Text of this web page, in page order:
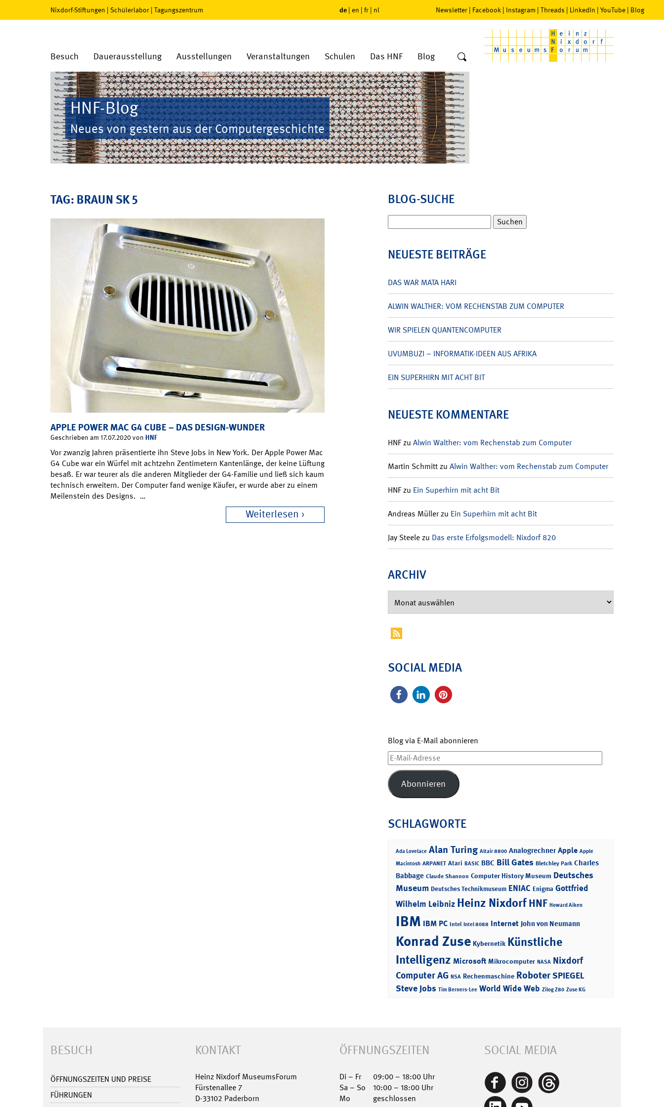
Nixdorf-Stiftungen | Schülerlabor | Tagungszentrum de | en | fr | nl Newsletter | Facebook | Instagram | Threads | LinkedIn | YouTube | Blog
Besuch Dauerausstellung Ausstellungen Veranstaltungen Schulen Das HNF Blog
HNF-Blog
Neues von gestern aus der Computergeschichte
TAG: BRAUN SK 5
APPLE POWER MAC G4 CUBE – DAS DESIGN-WUNDER
Geschrieben am 17.07.2020 von HNF
Vor zwanzig Jahren präsentierte ihn Steve Jobs in New York. Der Apple Power Mac
G4 Cube war ein Würfel mit achtzehn Zentimetern Kantenlänge, der keine Lüftung
besaß. Er war teurer als die anderen Mitglieder der G4-Familie und ließ sich kaum
technisch erweitern. Der Computer fand wenige Käufer, er wurde aber zu einem
Meilenstein des Designs. …
Weiterlesen
BLOG-SUCHE
nach:
NEUESTE BEITRÄGE
DAS WAR MATA HARI
ALWIN WALTHER: VOM RECHENSTAB ZUM COMPUTER
WIR SPIELEN QUANTENCOMPUTER
UVUMBUZI – INFORMATIK-IDEEN AUS AFRIKA
EIN SUPERHIRN MIT ACHT BIT
NEUESTE KOMMENTARE
HNFzu Alwin Walther: vom Rechenstab zum Computer
Martin Schmittzu Alwin Walther: vom Rechenstab zum Computer
HNFzu Ein Superhirn mit acht Bit
Andreas Müllerzu Ein Superhirn mit acht Bit
Jay Steelezu Das erste Erfolgsmodell: Nixdorf 820
ARCHIV
SOCIAL MEDIA
Blog via E-Mail abonnieren
E-
Mail-
Adresse
Abonnieren
SCHLAGWORTE
Ada Lovelace Alan Turing Altair 8800 Analogrechner Apple Apple
Macintosh ARPANET Atari BASIC BBC Bill Gates Bletchley Park Charles
Babbage Claude Shannon Computer History Museum Deutsches
Museum Deutsches Technikmuseum ENIAC Enigma Gottfried
Wilhelm Leibniz Heinz NixdorfHNF Howard Aiken
IBM IBM PC Intel Intel 8088 Internet John von Neumann
Konrad Zuse Kybernetik Künstliche
Intelligenz Microsoft Mikrocomputer NASA Nixdorf
Computer AG NSA Rechenmaschine RoboterSPIEGEL
Steve Jobs Tim Berners-Lee World Wide Web Zilog Z80 Zuse KG
BESUCH
ÖFFNUNGSZEITEN UND PREISE
FÜHRUNGEN
KONTAKT
Heinz Nixdorf MuseumsForum
Fürstenallee 7
D-33102 Paderborn
ÖFFNUNGSZEITEN
Di – Fr
09:00 – 18:00 Uhr
Sa – So
10:00 – 18:00 Uhr
Mo
geschlossen
SOCIAL MEDIA